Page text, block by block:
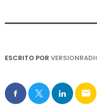
ESCRITO POR
email